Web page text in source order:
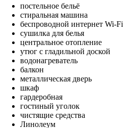
постельное бельё
стиральная машина
беспроводной интернет Wi-Fi
сушилка для белья
центральное отопление
утюг с гладильной доской
водонагреватель
балкон
металлическая дверь
шкаф
гардеробная
гостиный уголок
чистящие средства
Линолеум